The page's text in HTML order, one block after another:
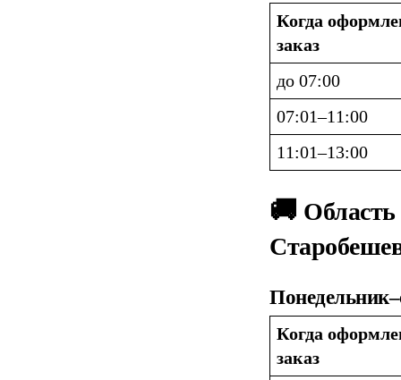
Когда
заказ
до 07:00
07:01–11:00
11:01–13:00
🚚
Когда
заказ